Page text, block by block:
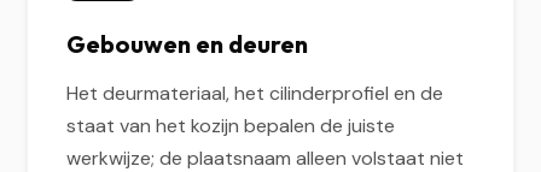
Gebouwen en deuren
Het deurmateriaal, het cilinderprofiel en de
staat van het kozijn bepalen de juiste
werkwijze; de plaatsnaam alleen volstaat niet